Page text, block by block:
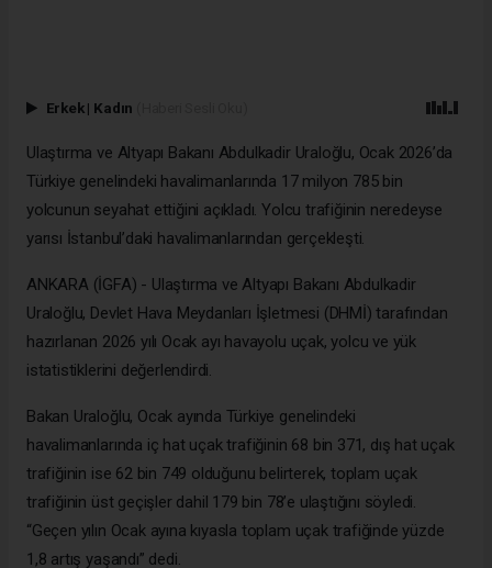
Erkek | Kadın
Ulaştırma ve Altyapı Bakanı Abdulkadir Uraloğlu, Ocak 2026’da
Türkiye genelindeki havalimanlarında 17 milyon 785 bin
yolcunun seyahat ettiğini açıkladı. Yolcu trafiğinin neredeyse
yarısı İstanbul’daki havalimanlarından gerçekleşti.
ANKARA (İGFA) - Ulaştırma ve Altyapı Bakanı Abdulkadir
Uraloğlu, Devlet Hava Meydanları İşletmesi (DHMİ) tarafından
hazırlanan 2026 yılı Ocak ayı havayolu uçak, yolcu ve yük
istatistiklerini değerlendirdi.
Bakan Uraloğlu, Ocak ayında Türkiye genelindeki
havalimanlarında iç hat uçak trafiğinin 68 bin 371, dış hat uçak
trafiğinin ise 62 bin 749 olduğunu belirterek, toplam uçak
trafiğinin üst geçişler dahil 179 bin 78’e ulaştığını söyledi.
“Geçen yılın Ocak ayına kıyasla toplam uçak trafiğinde yüzde
1,8 artış yaşandı” dedi.